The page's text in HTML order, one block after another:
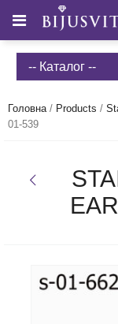
-- Каталог --
Головна/ Products /
01-539